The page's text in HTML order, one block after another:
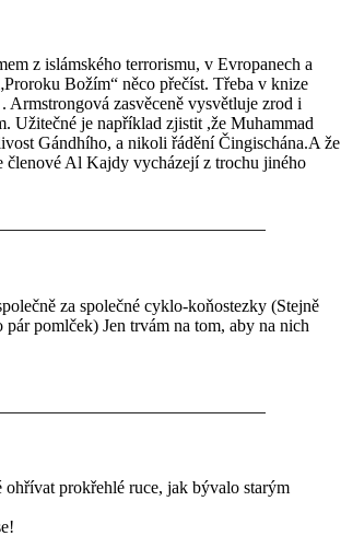
z islámského terrorismu, v Evropanech a
Božím“ něco přečíst. Třeba v knize
zasvěceně vysvětluje zrod i
Užitečné je například zjistit ,že Muhammad
Gándhího, a nikoli řádění Čingischána.A že
členové Al Kajdy vycházejí z trochu jiného
za společné cyklo-koňostezky (Stejně
pomlček) Jen trvám na tom, aby na nich
prokřehlé ruce, jak bývalo starým